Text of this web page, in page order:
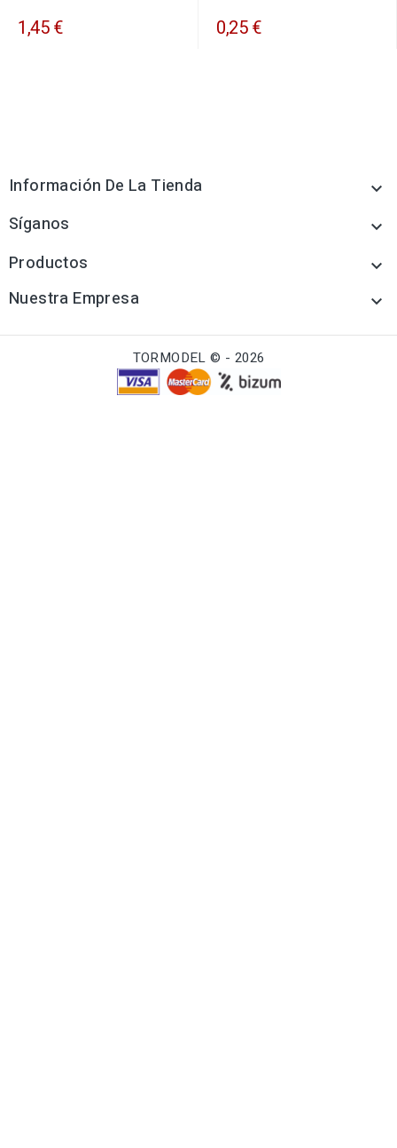
1,45 € 0,25 €
Información De La Tienda 
Síganos 
Productos 
Nuestra Empresa 
TORMODEL © - 2026